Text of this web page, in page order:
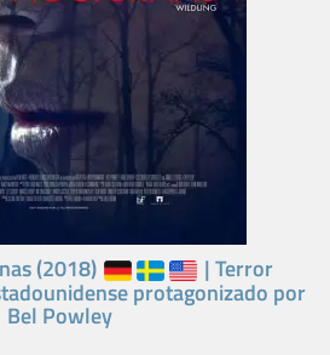
(2018) | Terror
protagonizado por
Bel Powley